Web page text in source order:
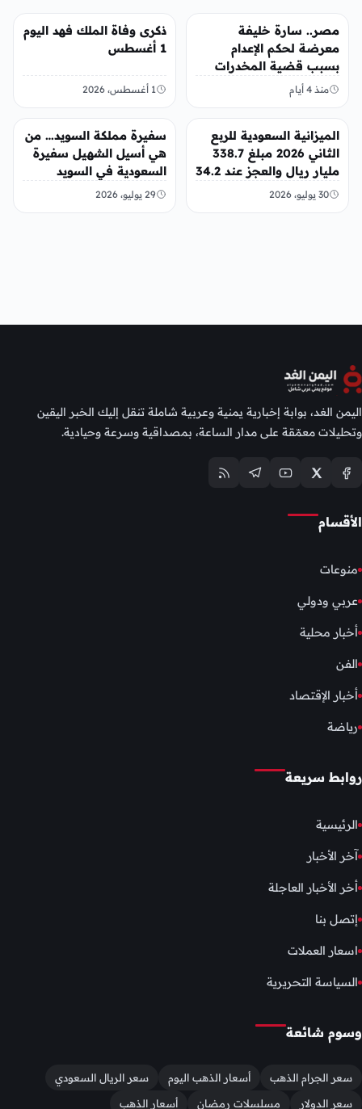
مصر.. سارة خليفة
معرضة لحكم الإعدام
بسبب قضية المخدرات
الكبرى
منذ 4 أيام
عربي ودولي
ذكرى وفاة الملك فهد اليوم
1 أغسطس
1 أغسطس، 2026
عربي ودولي
الميزانية السعودية للربع
الثاني 2026 مبلغ 338.7
مليار ريال والعجز عند 34.2
مليار ريال
30 يوليو، 2026
عربي ودولي
سفيرة مملكة السويد… من
هي أسيل الشهيل سفيرة
السعودية في السويد
29 يوليو، 2026
اليمن الغد، بوابة إخبارية يمنية وعربية شاملة تنقل إليك الخبر اليقين
وتحليلات معمّقة على مدار الساعة، بمصداقية وسرعة وحيادية.
الأقسام
منوعات
عربي ودولي
أخبار محلية
الفن
أخبار الإقتصاد
رياضة
روابط سريعة
الرئيسية
آخر الأخبار
أخر الأخبار العاجلة
إتصل بنا
اسعار العملات
السياسة التحريرية
وسوم شائعة
سعر الجرام الذهب أسعار الذهب اليوم
سعر الريال السعودي
سعر الدولار
مسلسلات رمضان أسعار الذهب